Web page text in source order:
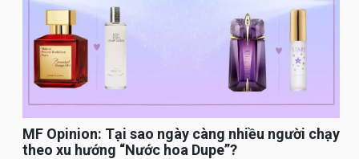
MF Opinion: Tại sao ngày càng nhiều người chạy
theo xu hướng “Nước hoa Dupe”?